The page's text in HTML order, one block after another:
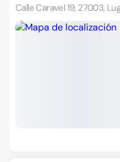
Calle Caravel 19, 27003,